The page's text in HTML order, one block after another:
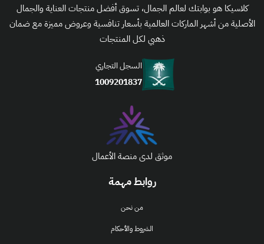
روابط مهمة
من نحن
الشروط والأحكام
كلاسيكا هو بوابتك لعالم الجمال، تسوق أفضل منتجات العناية والجمال
الأصلية من أشهر الماركات العالمية بأسعار تنافسية وعروض مميزة مع ضمان
ذهبي لكل المنتجات
السجل التجاري
1009201837
موثق لدى منصة الأعمال